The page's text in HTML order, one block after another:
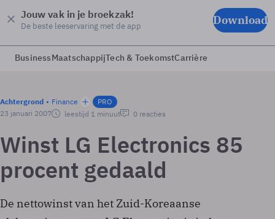
Jouw vak in je broekzak!
De beste leeservaring met de app Download
BusinessMaatschappijTech & ToekomstCarrière
Achtergrond Finance
PRO
23 januari 2007
leestijd 1 minuut 0 reacties
Winst LG Electronics 85
procent gedaald
De nettowinst van het Zuid-Koreaanse